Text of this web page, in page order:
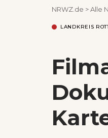
NRWZ.de >Alle
LANDKREIS